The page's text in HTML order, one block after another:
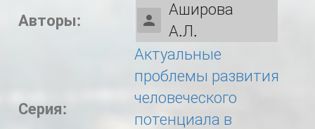
Авторы:
Аширова
А.Л.
Серия:
Актуальные
проблемы развития
человеческого
потенциала в